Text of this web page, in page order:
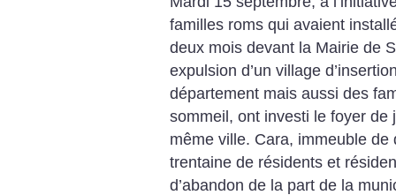
familles roms qui avaient
deux mois devant la Mairie de
expulsion d’un village
département mais aussi des
sommeil, ont investi le foyer
même ville. Cara, immeuble
trentaine de résidents et
d’abandon de la part de la